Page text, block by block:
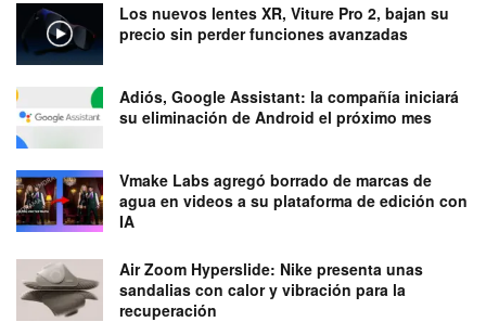
Los nuevos lentes XR, Viture Pro 2, bajan su
precio sin perder funciones avanzadas
Adiós, Google Assistant: la compañía iniciará
su eliminación de Android el próximo mes
Vmake Labs agregó borrado de marcas de
agua en videos a su plataforma de edición con
IA
Air Zoom Hyperslide: Nike presenta unas
sandalias con calor y vibración para la
recuperación